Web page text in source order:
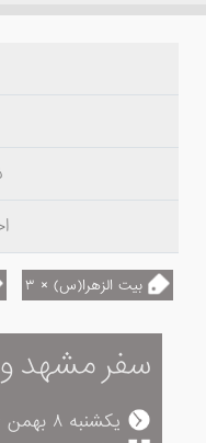
بیت الزهرا(س) × ۳
سفر مشهد
یکشنبه ۸ بهمن ۱۳۹۶